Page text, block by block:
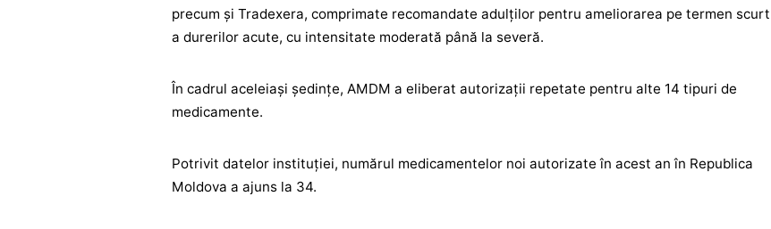
precum și Tradexera, comprimate recomandate adulților pentru ameliorarea pe termen scurt
a durerilor acute, cu intensitate moderată până la severă.
În cadrul aceleiași ședințe, AMDM a eliberat autorizații repetate pentru alte 14 tipuri de
medicamente.
Potrivit datelor instituției, numărul medicamentelor noi autorizate în acest an în Republica
Moldova a ajuns la 34.